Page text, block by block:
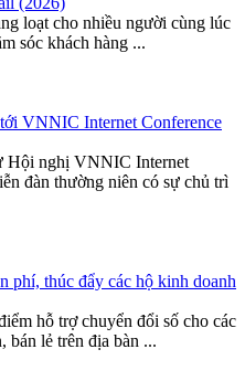
loạt cho nhiều người cùng lúc
sóc khách hàng ...
VNNIC Internet Conference
Hội nghị VNNIC Internet
đàn thường niên có sự chủ trì
phí, thúc đẩy các hộ kinh doanh
hỗ trợ chuyển đổi số cho các
bán lẻ trên địa bàn ...